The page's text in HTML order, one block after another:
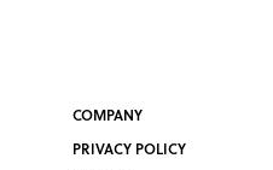
COMPANY
PRIVACY POLICY